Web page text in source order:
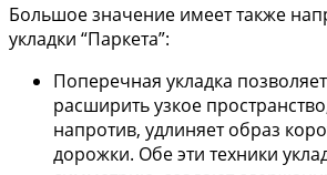
Большое значение имеет также
укладки “Паркета”:
Поперечная укладка
расширить узкое
напротив, удлиняет образ
дорожки. Обе эти техники